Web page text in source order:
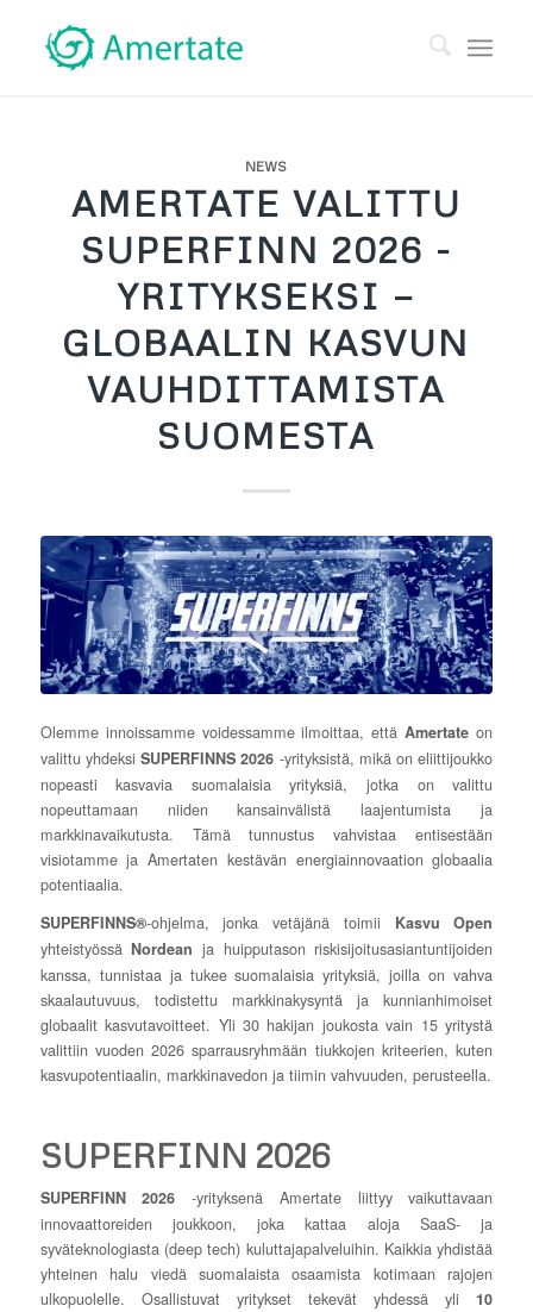
NEWS
AMERTATE VALITTU
SUPERFINN 2026 -
YRITYKSEKSI —
GLOBAALIN KASVUN
VAUHDITTAMISTA
SUOMESTA
Olemme innoissamme voidessamme ilmoittaa, ettäAmertate on
valittu yhdeksiSUPERFINNS 2026 -yrityksistä, mikä on eliittijoukko
nopeasti kasvavia suomalaisia yrityksiä, jotka on valittu
nopeuttamaan niiden kansainvälistä laajentumista ja
markkinavaikutusta. Tämä tunnustus vahvistaa entisestään
visiotamme ja Amertaten kestävän energiainnovaation globaalia
potentiaalia.
SUPERFINNS®-ohjelma, jonka vetäjänä toimii Kasvu Open
yhteistyössäNordean ja huipputason riskisijoitusasiantuntijoiden
kanssa, tunnistaa ja tukee suomalaisia yrityksiä, joilla on vahva
skaalautuvuus, todistettu markkinakysyntä ja kunnianhimoiset
globaalit kasvutavoitteet. Yli 30 hakijan joukosta vain 15 yritystä
valittiin vuoden 2026 sparrausryhmään tiukkojen kriteerien, kuten
kasvupotentiaalin, markkinavedon ja tiimin vahvuuden, perusteella.
SUPERFINN 2026
SUPERFINN 2026 -yrityksenä Amertate liittyy vaikuttavaan
innovaattoreiden joukkoon, joka kattaa aloja SaaS- ja
syväteknologiasta (deep tech) kuluttajapalveluihin. Kaikkia yhdistää
yhteinen halu viedä suomalaista osaamista kotimaan rajojen
ulkopuolelle. Osallistuvat yritykset tekevät yhdessä yli10